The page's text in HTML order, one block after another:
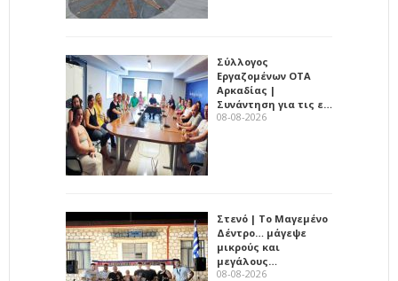
Σύλλογος
Εργαζομένων ΟΤΑ
Αρκαδίας |
Συνάντηση για τις ε…
08-08-2026
Στενό | Το Μαγεμένο
Δέντρο… μάγεψε
μικρούς και
μεγάλους…
08-08-2026